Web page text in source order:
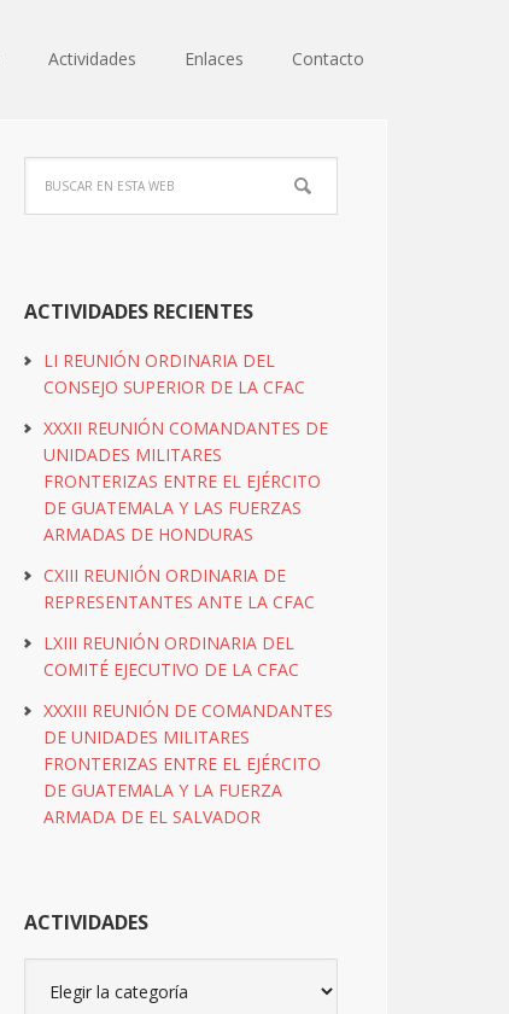
Actividades Enlaces Contacto
ACTIVIDADES RECIENTES
LI REUNIÓN ORDINARIA DEL
CONSEJO SUPERIOR DE LA CFAC
XXXII REUNIÓN COMANDANTES DE
UNIDADES MILITARES
FRONTERIZAS ENTRE EL EJÉRCITO
DE GUATEMALA Y LAS FUERZAS
ARMADAS DE HONDURAS
CXIII REUNIÓN ORDINARIA DE
REPRESENTANTES ANTE LA CFAC
LXIII REUNIÓN ORDINARIA DEL
COMITÉ EJECUTIVO DE LA CFAC
XXXIII REUNIÓN DE COMANDANTES
DE UNIDADES MILITARES
FRONTERIZAS ENTRE EL EJÉRCITO
DE GUATEMALA Y LA FUERZA
ARMADA DE EL SALVADOR
ACTIVIDADES